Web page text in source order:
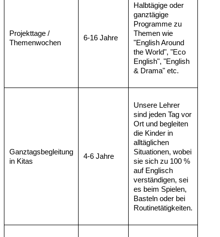
Projekttage /
Themenwochen
6-16 Jahre
Halbtägige oder
ganztägige
Programme zu
Themen wie
"English Around
the World", "Eco
English", "English
& Drama" etc.
Ganztagsbegleitung
in Kitas
4-6 Jahre
Unsere Lehrer
sind jeden Tag vor
Ort und begleiten
die Kinder in
alltäglichen
Situationen, wobei
sie sich zu 100 %
auf Englisch
verständigen, sei
es beim Spielen,
Basteln oder bei
Routinetätigkeiten.